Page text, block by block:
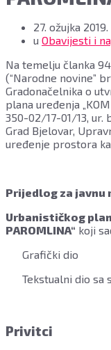
27. ožujka 2019.
u Obavijesti i
Na temelju članka
(“Narodne novine”
Gradonačelnika o
plana uređenja
350-02/17-01/13, ur.
Grad Bjelovar,
uređenje prostora
Prijedlog za javnu
Urbanističkog
PAROMLINA“ koji
Grafički dio
Tekstualni dio sa
Privitci